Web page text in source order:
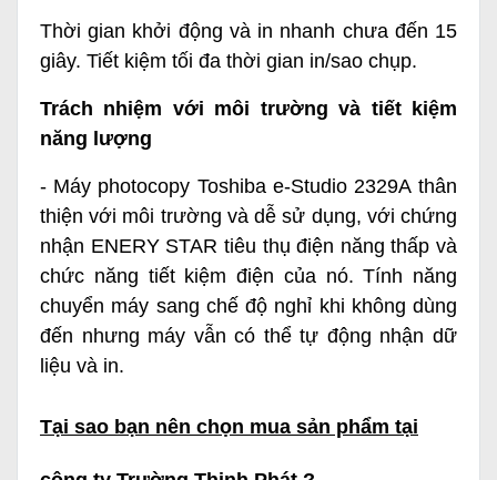
Thời gian khởi động và in nhanh chưa đến 15
giây. Tiết kiệm tối đa thời gian in/sao chụp.
Trách nhiệm với môi trường và tiết kiệm
năng lượng
- Máy photocopy Toshiba e-Studio 2329A thân
thiện với môi trường và dễ sử dụng, với chứng
nhận ENERY STAR tiêu thụ điện năng thấp và
chức năng tiết kiệm điện của nó. Tính năng
chuyển máy sang chế độ nghỉ khi không dùng
đến nhưng máy vẫn có thể tự động nhận dữ
liệu và in.
Tại sao bạn nên chọn mua sản phẩm tại